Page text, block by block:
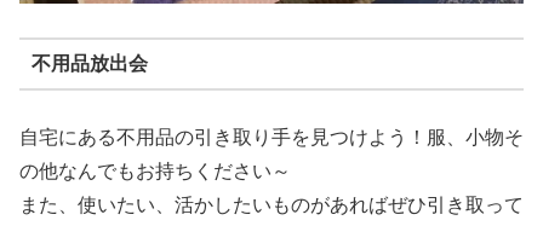
不用品放出会
自宅にある不用品の引き取り手を見つけよう！服、小物そ
の他なんでもお持ちください～
また、使いたい、活かしたいものがあればぜひ引き取って